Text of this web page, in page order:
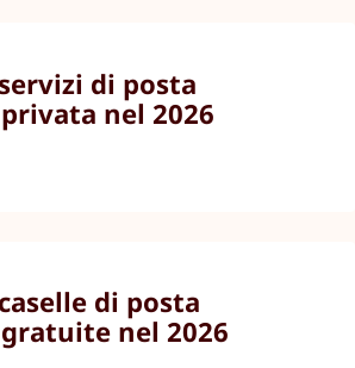
di posta
nel 2026
di posta
nel 2026